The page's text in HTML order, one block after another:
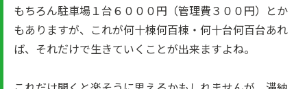
もちろん駐車場１台６０００円（管理費３００円）とか
もありますが、これが何十棟何百棟・何十台何百台あれ
ば、それだけで生きていくことが出来ますよね。